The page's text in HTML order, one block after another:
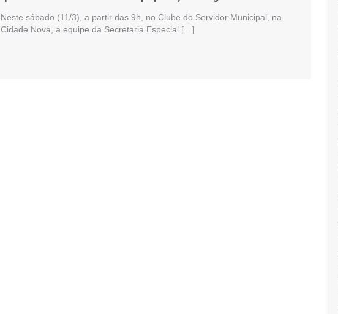
Neste sábado (11/3), a partir das 9h, no Clube do Servidor Municipal, na
Cidade Nova, a equipe da Secretaria Especial […]